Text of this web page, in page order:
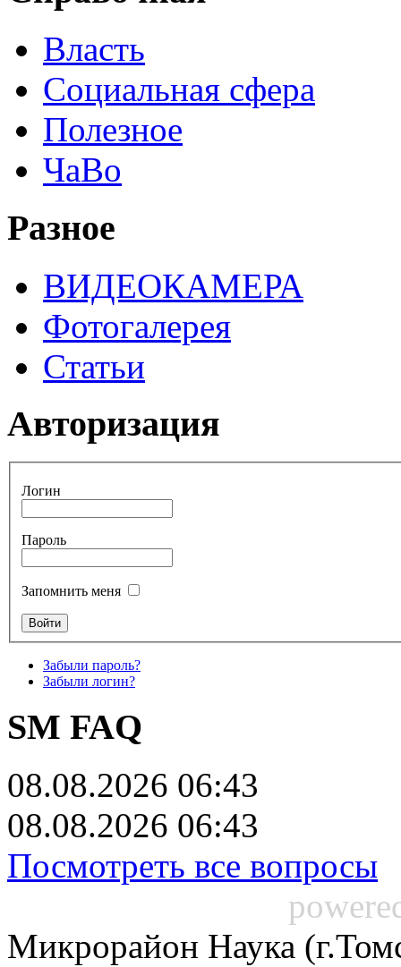
Власть
Социальная сфера
Полезное
ЧаВо
Разное
ВИДЕОКАМЕРА
Фотогалерея
Статьи
Авторизация
Логин
Пароль
Запомнить меня
Забыли пароль?
Забыли логин?
SM FAQ
08.08.2026 06:43
08.08.2026 06:43
Посмотреть все вопросы
Микрорайон Наука